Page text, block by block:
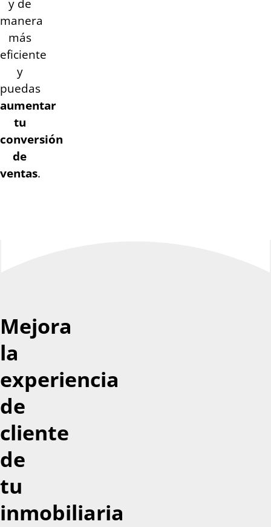
y de
manera
más
eficiente
y
puedas
aumentar
tu
conversión
de
ventas.
Mejora
la
experiencia
de
cliente
de
tu
inmobiliaria